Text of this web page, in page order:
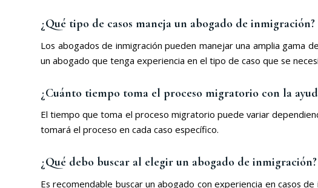
¿Qué tipo de casos maneja un abogado de inmigración?
Los abogados de inmigración pueden manejar una amplia gama
un abogado que tenga experiencia en el tipo de caso que se
¿Cuánto tiempo toma el proceso migratorio con la
El tiempo que toma el proceso migratorio puede variar
tomará el proceso en cada caso específico.
¿Qué debo buscar al elegir un abogado de inmigración?
Es recomendable buscar un abogado con experiencia en casos